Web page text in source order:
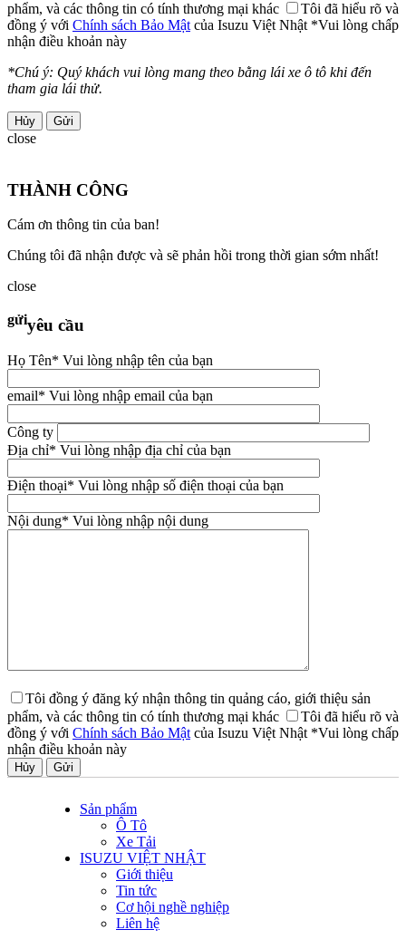
phẩm, và các thông tin có tính thương mại khác
Tôi đã hiểu rõ và
đồng ý với Chính sách Bảo Mật của Isuzu Việt Nhật *Vui lòng chấp
nhận điều khoản này
*Chú ý: Quý khách vui lòng mang theo bằng lái xe ô tô khi đến
tham gia lái thử.
Hủy
close
THÀNH CÔNG
Cám ơn thông tin của ban!
Chúng tôi đã nhận được và sẽ phản hồi trong thời gian sớm nhất!
close
gửiyêu cầu
Họ Tên* Vui lòng nhập tên của bạn
email* Vui lòng nhập email của bạn
Công ty
Địa chỉ* Vui lòng nhập địa chỉ của bạn
Điện thoại* Vui lòng nhập số điện thoại của bạn
Nội dung* Vui lòng nhập nội dung
Tôi đồng ý đăng ký nhận thông tin quảng cáo, giới thiệu sản
phẩm, và các thông tin có tính thương mại khác
Tôi đã hiểu rõ và
đồng ý với Chính sách Bảo Mật của Isuzu Việt Nhật *Vui lòng chấp
nhận điều khoản này
Hủy
Sản phẩm
Ô Tô
Xe Tải
ISUZU VIỆT NHẬT
Giới thiệu
Tin tức
Cơ hội nghề nghiệp
Liên hệ